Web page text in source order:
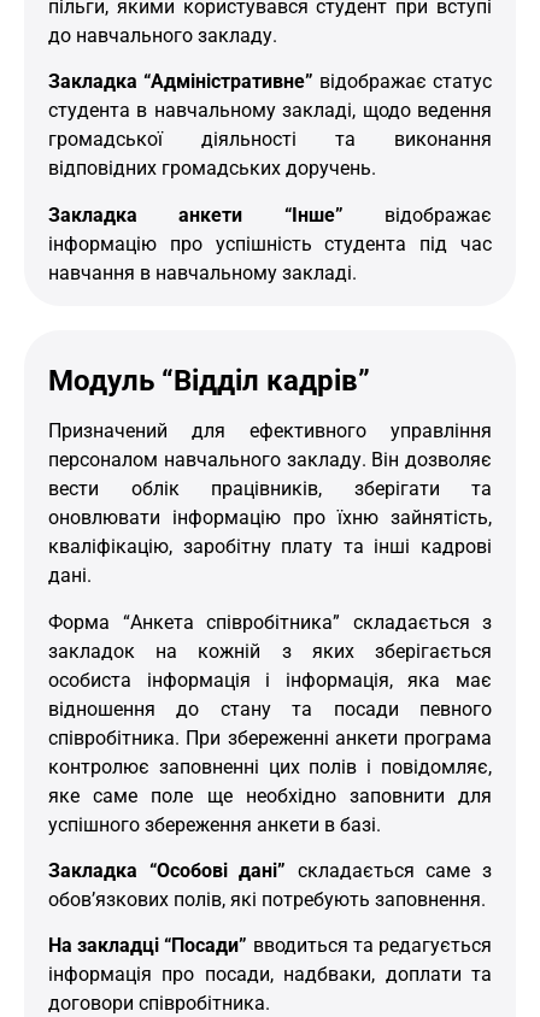
пільги, якими користувався студент при вступі
до навчального закладу.
Закладка “Адміністративне” відображає статус
студента в навчальному закладі, щодо ведення
громадської діяльності та виконання
відповідних громадських доручень.
Закладка анкети “Інше” відображає
інформацію про успішність студента під час
навчання в навчальному закладі.
Модуль “Відділ кадрів”
Призначений для ефективного управління
персоналом навчального закладу. Він дозволяє
вести облік працівників, зберігати та
оновлювати інформацію про їхню зайнятість,
кваліфікацію, заробітну плату та інші кадрові
дані.
Форма “Анкета співробітника” складається з
закладок на кожній з яких зберігається
особиста інформація і інформація, яка має
відношення до стану та посади певного
співробітника. При збереженні анкети програма
контролює заповненні цих полів і повідомляє,
яке саме поле ще необхідно заповнити для
успішного збереження анкети в базі.
Закладка “Особові дані” складається саме з
обов’язкових полів, які потребують заповнення.
На закладці “Посади” вводиться та редагується
інформація про посади, надбваки, доплати та
договори співробітника.